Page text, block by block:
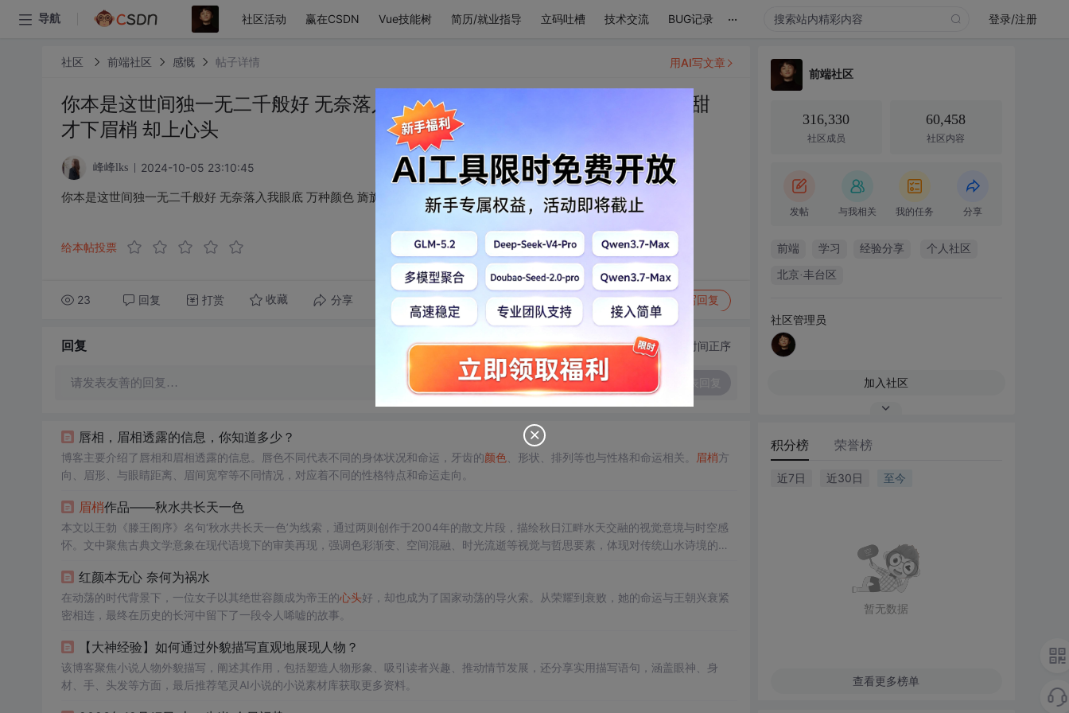
导航 社区活动 赢在CSDN Vue技能树 简历/就业指导 立码吐槽 技术交流 BUG记录 ... 登录/注册
社区 前端社区 感慨 帖子详情
你本是这世间独一无二千般好 无奈落入我眼底 万种颜色 旖旎皆褪 只留一抹甜
才下眉梢 却上心头
峰峰lks 2024-10-05 23:10:45
你本是这世间独一无二千般好 无奈落入我眼底 万种颜色 旖旎皆褪 只留一抹甜 才下眉梢 却上心头
给本帖投票
23 回复 打赏 收藏 分享 转发到动态 举报 写回复
用AI写文章
回复 切换为时间正序
请发表友善的回复…
唇相，眉相透露的信息，你知道多少？
博客主要介绍了唇相和眉相透露的信息。唇色不同代表不同的身体状况和命运，牙齿的颜色、形状、排列等也与性格和命运相关。 眉梢方
向、眉形、与眼睛距离、眉间宽窄等不同情况，对应着不同的性格特点和命运走向。
眉梢作品——秋水共长天一色
本文以王勃《滕王阁序》名句‘秋水共长天一色’为线索，通过两则创作于2004年的散文片段，描绘秋日江畔水天交融的视觉意境与时空感
怀。文中聚焦古典文学意象在现代语境下的审美再现，强调色彩渐变、空间混融、时光流逝等视觉与哲思要素，体现对传统山水诗境的文
红颜本无心 奈何为祸水
在动荡的时代背景下，一位女子以其绝世容颜成为帝王的心头好，却也成为了国家动荡的导火索。从荣耀到衰败，她的命运与王朝兴衰紧
密相连，最终在历史的长河中留下了一段令人唏嘘的故事。
【大神经验】如何通过外貌描写直观地展现人物？
该博客聚焦小说人物外貌描写，阐述其作用，包括塑造人物形象、吸引读者兴趣、推动情节发展，还分享实用描写语句，涵盖眼神、身
材、手、头发等方面，最后推荐笔灵AI小说的小说素材库获取更多资料。
前端社区
316,330
社区成员
60,458
社区内容
发帖 与我相关 我的任务 分享
前端 学习 经验分享 个人社区
北京·丰台区
社区管理员
加入社区
积分榜 荣誉榜
近7日 近30日 至今
暂无数据
查看更多榜单